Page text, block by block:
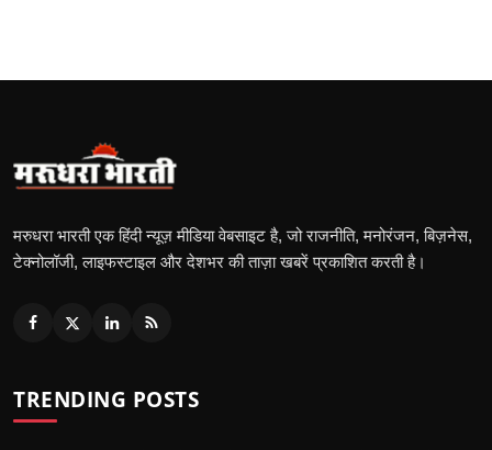
मरुधरा भारती एक हिंदी न्यूज़ मीडिया वेबसाइट है, जो राजनीति, मनोरंजन, बिज़नेस,
टेक्नोलॉजी, लाइफस्टाइल और देशभर की ताज़ा खबरें प्रकाशित करती है।
TRENDING POSTS